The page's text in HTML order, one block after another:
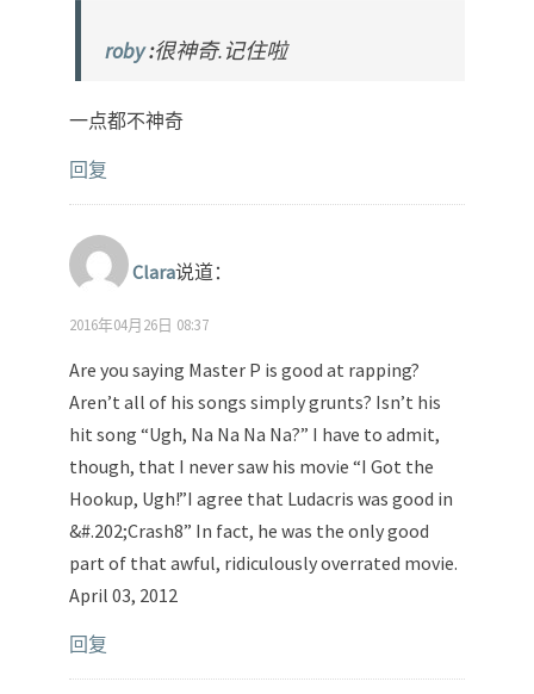
roby:很神奇.记住啦
一点都不神奇
回复
Clara说道：
2016年04月26日 08:37
Are you saying Master P is good at rapping?
Aren’t all of his songs simply grunts? Isn’t his
hit song “Ugh, Na Na Na Na?” I have to admit,
though, that I never saw his movie “I Got the
Hookup, Ugh!”I agree that Ludacris was good in
&#.202;Crash8” In fact, he was the only good
part of that awful, ridiculously overrated movie.
April 03, 2012
回复